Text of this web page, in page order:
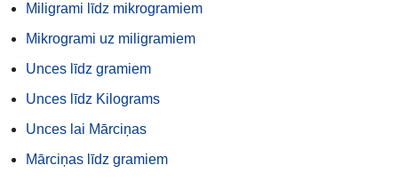
Miligrami līdz mikrogramiem
Mikrogrami uz miligramiem
Unces līdz gramiem
Unces līdz Kilograms
Unces lai Mārciņas
Mārciņas līdz gramiem